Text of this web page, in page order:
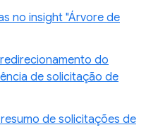
no insight "Árvore de
do
de solicitação de
de solicitações de